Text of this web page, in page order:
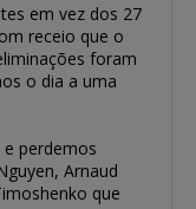
em vez dos 27
receio que o
foram
o dia a uma
perdemos
Arnaud
que